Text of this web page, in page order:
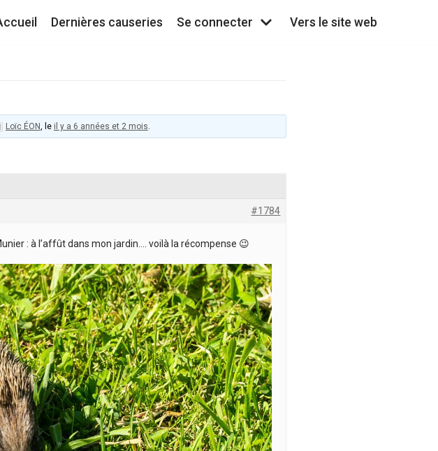
Dernières causeries Se connecter Vers le site web
Loïc ÉON, le il y a 6 années et 2 mois.
#1784
: à l’affût dans mon jardin…. voilà la récompense 😉